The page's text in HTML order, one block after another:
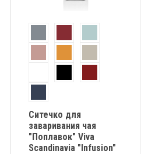
Ситечко для
заваривания чая
"Поплавок" Viva
Scandinavia "Infusion"